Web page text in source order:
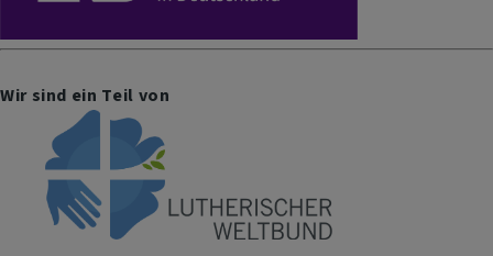
Wir sind ein Teil von